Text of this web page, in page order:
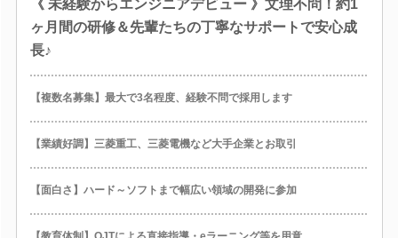
《 未経験からエンジニアデビュー 》文理不問！約1
ヶ月間の研修＆先輩たちの丁寧なサポートで安心成
長♪
【複数名募集】最大で3名程度、経験不問で採用します
【業績好調】三菱重工、三菱電機など大手企業とお取引
【面白さ】ハード～ソフトまで幅広い領域の開発に参加